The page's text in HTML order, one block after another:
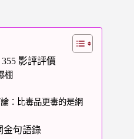
影評評價
棚
：比毒品更毒的是網
金句語錄